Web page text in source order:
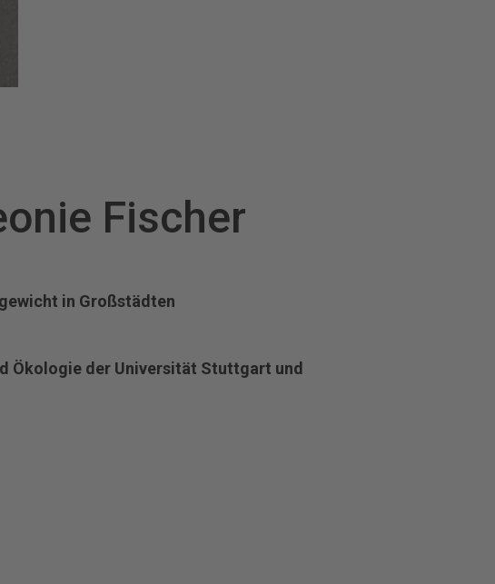
Fischer
in Großstädten
Ökologie der Universität Stuttgart und